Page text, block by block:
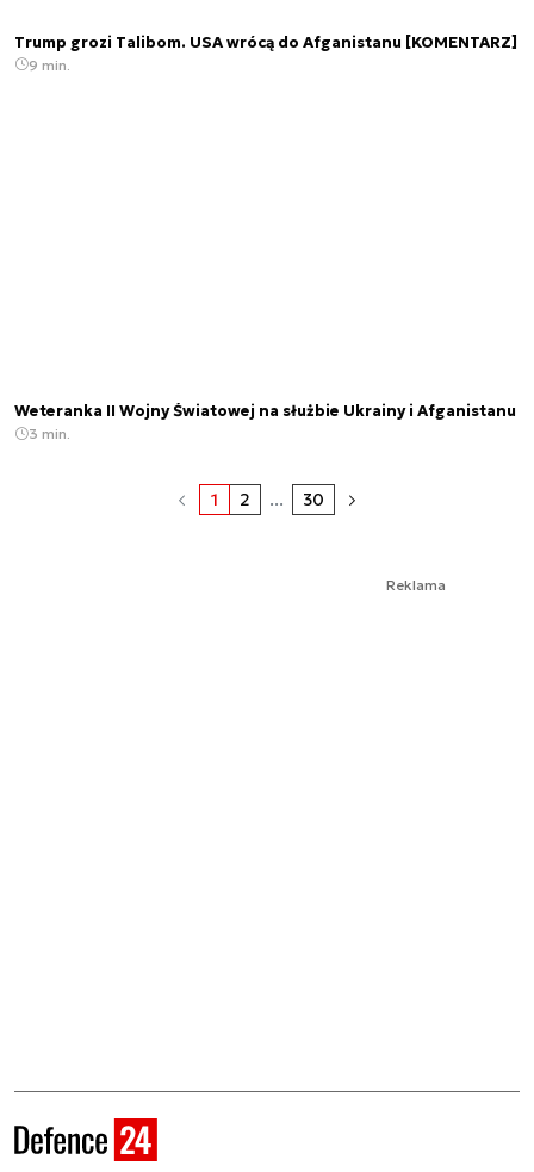
Trump grozi Talibom. USA wrócą do Afganistanu [KOMENTARZ]
9 min.
Weteranka II Wojny Światowej na służbie Ukrainy i Afganistanu
3 min.
1 2 ... 30
Reklama